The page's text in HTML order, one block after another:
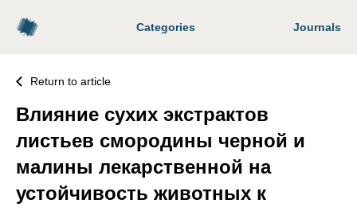
Categories Journals
Return to article
Влияние сухих экстрактов
листьев смородины черной и
малины лекарственной на
устойчивость животных к